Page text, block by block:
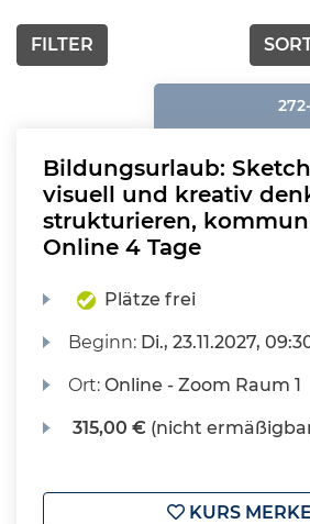
FILTER
Bildungsurlaub:
visuell und kreativ
strukturieren,
Online 4 Tage
Plätze frei
Beginn: Di., 23.11.2027,
Ort:Online - Zoom Raum 1
315,00 € (nicht
KURS